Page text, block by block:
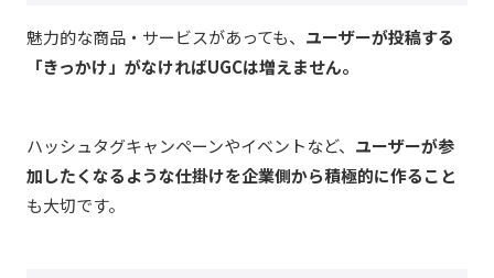
魅力的な商品・サービスがあっても、 ユーザーが投稿する
「きっかけ」がなければUGCは増えません。
ハッシュタグキャンペーンやイベントなど、 ユーザーが参
加したくなるような仕掛けを企業側から積極的に作ること
も大切です。